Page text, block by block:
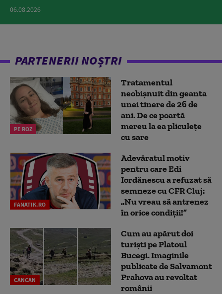
06.08.2026
PARTENERII NOȘTRI
PE ROZ
Tratamentul
neobișnuit din geanta
unei tinere de 26 de
ani. De ce poartă
mereu la ea pliculețe
cu sare
FANATIK.RO
Adevăratul motiv
pentru care Edi
Iordănescu a refuzat să
semneze cu CFR Cluj:
„Nu vreau să antrenez
în orice condiții!”
CANCAN
Cum au apărut doi
turiști pe Platoul
Bucegi. Imaginile
publicate de Salvamont
Prahova au revoltat
românii